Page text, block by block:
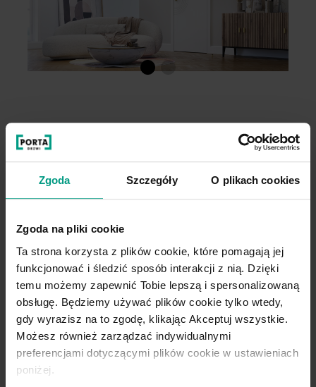
Zgoda Szczegóły O plikach cookies
Zgoda na pliki cookie
Ta strona korzysta z plików cookie, które pomagają jej
funkcjonować i śledzić sposób interakcji z nią. Dzięki
temu możemy zapewnić Tobie lepszą i spersonalizowaną
obsługę. Będziemy używać plików cookie tylko wtedy,
gdy wyrazisz na to zgodę, klikając Akceptuj wszystkie.
Możesz również zarządzać indywidualnymi
preferencjami dotyczącymi plików cookie w ustawieniach
poniżej.
Wygodny wybór
Kupuj WYGODNIE w komplecie. W
PORTA podpowiadamy najlepsze
rozwiązania do kolekcji, którą
wybierzesz.
DO TEJ KOLEKCJI IDEALNIE PASUJE
OŚCIEŻNICAPORTA SYSTEM
ELEGANCE
Zapytaj o nią w punkcie sprzedaży!